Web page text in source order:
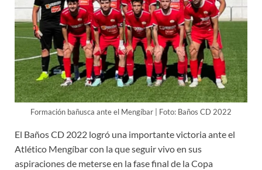
Formación bañusca ante el Mengíbar | Foto: Baños CD 2022
El Baños CD 2022 logró una importante victoria ante el
Atlético Mengíbar con la que seguir vivo en sus
aspiraciones de meterse en la fase final de la Copa